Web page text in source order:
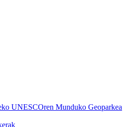
UNESCOren Munduko Geoparkea